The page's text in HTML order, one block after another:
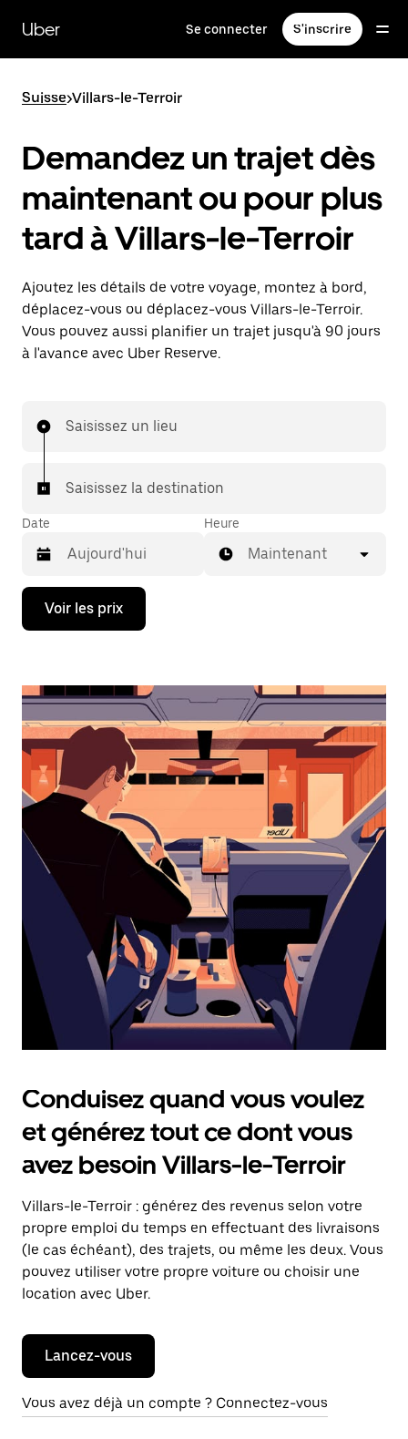
contenu
principal
Uber Se connecter S'inscrire
Suisse>Villars-le-Terroir
Demandez un trajet dès
maintenant ou pour plus
tard à Villars-le-Terroir
Ajoutez les détails de votre voyage, montez à bord,
déplacez-vous ou déplacez-vous Villars-le-Terroir.
Vous pouvez aussi planifier un trajet jusqu'à 90 jours
à l'avance avec Uber Reserve.
Saisissez un lieu
Saisissez la destination
Date
Appuyez
la
bas
ouvrir
le
calendrier
sélectionner
une
date.
Appuyez
sur
touche
pour
fermer
le
calendrier.
Heure
Maintenant
Voir les prix
Conduisez quand vous voulez
et générez tout ce dont vous
avez besoin Villars-le-Terroir
Villars-le-Terroir : générez des revenus selon votre
propre emploi du temps en effectuant des livraisons
(le cas échéant), des trajets, ou même les deux. Vous
pouvez utiliser votre propre voiture ou choisir une
location avec Uber.
Lancez-vous
Vous avez déjà un compte ? Connectez-vous